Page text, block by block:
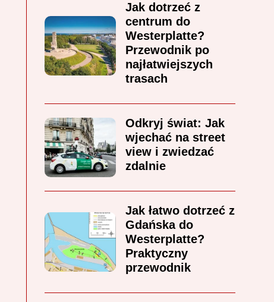
Jak dotrzeć z
centrum do
Westerplatte?
Przewodnik po
najłatwiejszych
trasach
Odkryj świat: Jak
wjechać na street
view i zwiedzać
zdalnie
Jak łatwo dotrzeć z
Gdańska do
Westerplatte?
Praktyczny
przewodnik